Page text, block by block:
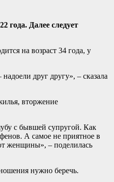
года. Далее следует
на возраст 34 года, у
друг другу», – сказала
вторжение
с бывшей супругой. Как
А самое не приятное в
женщины», – поделилась
нужно беречь.